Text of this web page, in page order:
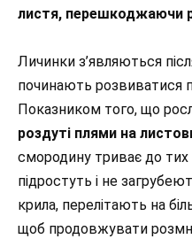
листя, перешкоджаючи
Личинки з’являються
починають розвиватися
Показником того, що
роздуті плями на
смородину триває до тих
підростуть і не
крила, перелітають на
щоб продовжувати